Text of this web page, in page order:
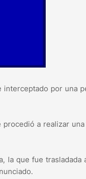
interceptado por una
a realizar
la que fue trasladada